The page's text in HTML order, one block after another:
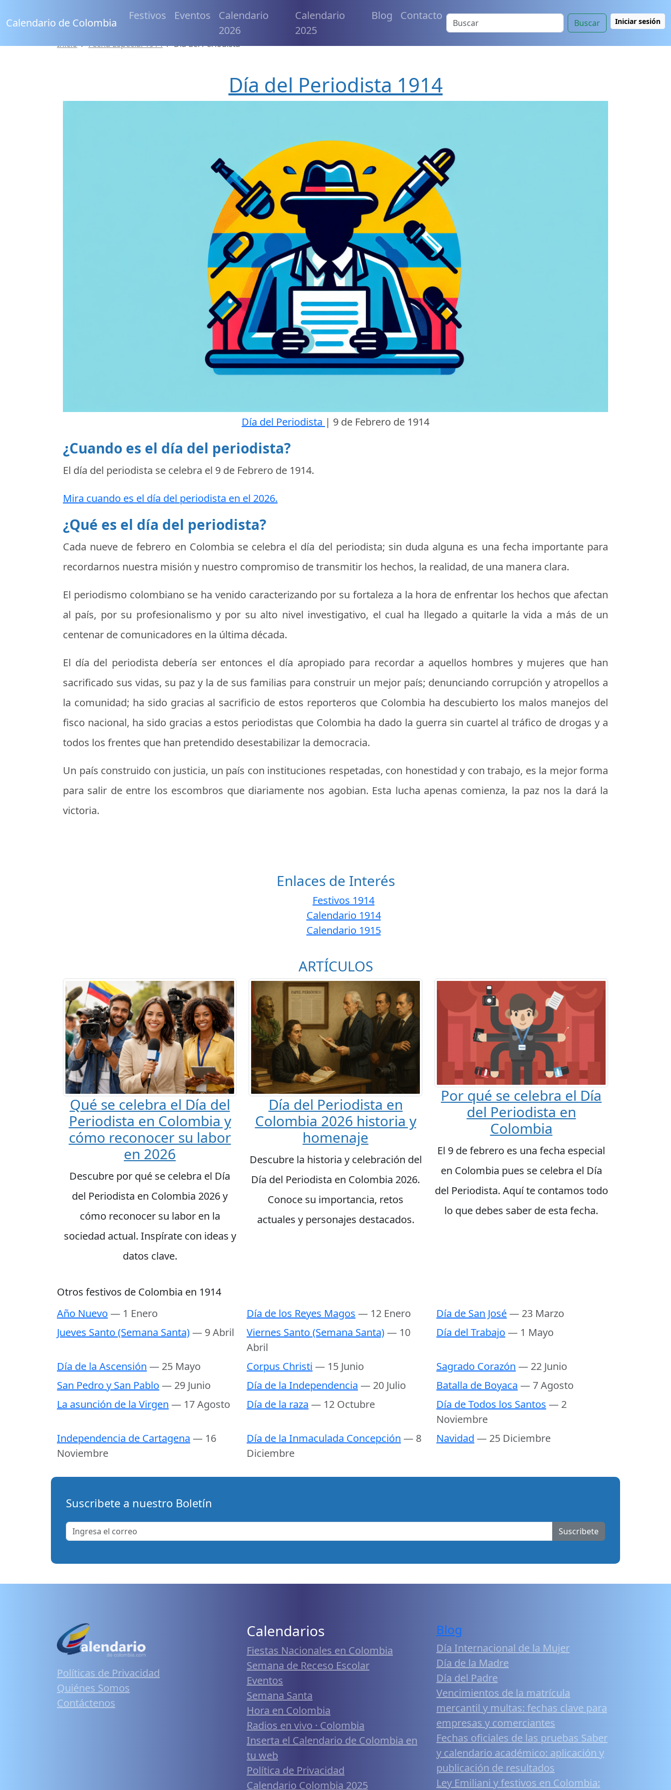
Calendario de Colombia
Festivos Eventos
Calendario
2026
Calendario
2025
Blog Contacto
Buscar Iniciar sesión
Inicio Fecha Especial 1914 Día del Periodista
Día del Periodista 1914
Día del Periodista | 9 de Febrero de 1914
¿Cuando es el día del periodista?
El día del periodista se celebra el 9 de Febrero de 1914.
Mira cuando es el día del periodista en el 2026.
¿Qué es el día del periodista?
Cada nueve de febrero en Colombia se celebra el día del periodista; sin duda alguna es una fecha importante para
recordarnos nuestra misión y nuestro compromiso de transmitir los hechos, la realidad, de una manera clara.
El periodismo colombiano se ha venido caracterizando por su fortaleza a la hora de enfrentar los hechos que afectan
al país, por su profesionalismo y por su alto nivel investigativo, el cual ha llegado a quitarle la vida a más de un
centenar de comunicadores en la última década.
El día del periodista debería ser entonces el día apropiado para recordar a aquellos hombres y mujeres que han
sacrificado sus vidas, su paz y la de sus familias para construir un mejor país; denunciando corrupción y atropellos a
la comunidad; ha sido gracias al sacrificio de estos reporteros que Colombia ha descubierto los malos manejos del
fisco nacional, ha sido gracias a estos periodistas que Colombia ha dado la guerra sin cuartel al tráfico de drogas y a
todos los frentes que han pretendido desestabilizar la democracia.
Un país construido con justicia, un país con instituciones respetadas, con honestidad y con trabajo, es la mejor forma
para salir de entre los escombros que diariamente nos agobian. Esta lucha apenas comienza, la paz nos la dará la
victoria.
Enlaces de Interés
Festivos 1914
Calendario 1914
Calendario 1915
ARTÍCULOS
Qué se celebra el Día del
Periodista en Colombia y
cómo reconocer su labor
en 2026
Descubre por qué se celebra el Día
del Periodista en Colombia 2026 y
cómo reconocer su labor en la
sociedad actual. Inspírate con ideas y
datos clave.
Día del Periodista en
Colombia 2026 historia y
homenaje
Descubre la historia y celebración del
Día del Periodista en Colombia 2026.
Conoce su importancia, retos
actuales y personajes destacados.
Por qué se celebra el Día
del Periodista en
Colombia
El 9 de febrero es una fecha especial
en Colombia pues se celebra el Día
del Periodista. Aquí te contamos todo
lo que debes saber de esta fecha.
Otros festivos de Colombia en 1914
Año Nuevo — 1 Enero Día de los Reyes Magos — 12 Enero Día de San José— 23 Marzo
Jueves Santo (Semana Santa)— 9 Abril Viernes Santo (Semana Santa)— 10
Abril
Día del Trabajo — 1 Mayo
Día de la Ascensión — 25 Mayo Corpus Christi — 15 Junio Sagrado Corazón — 22 Junio
San Pedro y San Pablo — 29 Junio Día de la Independencia — 20 Julio Batalla de Boyaca — 7 Agosto
La asunción de la Virgen — 17 Agosto Día de la raza — 12 Octubre Día de Todos los Santos — 2
Noviembre
Independencia de Cartagena — 16
Noviembre
Día de la Inmaculada Concepción — 8
Diciembre
Navidad — 25 Diciembre
Suscribete a nuestro Boletín
Suscribete
Políticas de Privacidad
Quiénes Somos
Contáctenos
Calendarios
Fiestas Nacionales en Colombia
Semana de Receso Escolar
Eventos
Semana Santa
Hora en Colombia
Radios en vivo · Colombia
Inserta el Calendario de Colombia en
tu web
Política de Privacidad
Calendario Colombia 2025
Blog
Día Internacional de la Mujer
Día de la Madre
Día del Padre
Vencimientos de la matrícula
mercantil y multas: fechas clave para
empresas y comerciantes
Fechas oficiales de las pruebas Saber
y calendario académico: aplicación y
publicación de resultados
Ley Emiliani y festivos en Colombia: